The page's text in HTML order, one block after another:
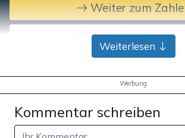
Weiter zum
Bank-Überweisung
Weiterlesen
Werbung
Kommentar schreiben